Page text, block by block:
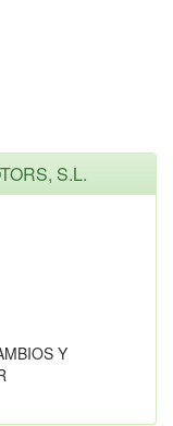
S.L.
Y